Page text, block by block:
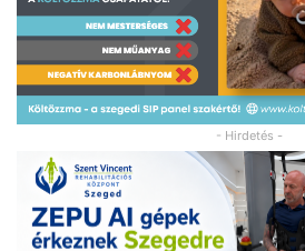
- Hirdetés -